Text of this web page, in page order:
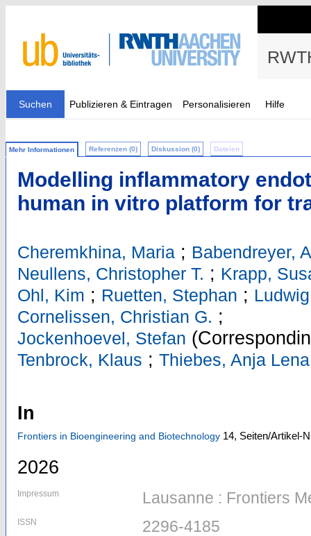
Suchen Publizieren & Eintragen Personalisieren Hilfe
Mehr Informationen Referenzen (0) Diskussion (0) Dateien
Modelling inflammatory
human in vitro platform for
Cheremkhina, Maria ; Babendreyer,
Neullens, Christopher T. ; Krapp,
Ohl, Kim ; Ruetten, Stephan ;
Cornelissen, Christian G. ;
Jockenhoevel, Stefan
Tenbrock, Klaus ; Thiebes, Anja Lena
In
Frontiers in Bioengineering and Biotechnology 14, Seiten/Artikel-
2026
Impressum Lausanne : Frontiers
ISSN 2296-4185